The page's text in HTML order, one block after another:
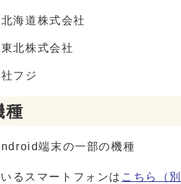
海道株式会社
北株式会社
フジ
種
端末の一部の機種
るスマートフォンは こちら （